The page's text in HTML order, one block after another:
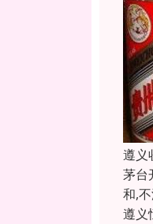
遵义
茅台
和,
遵义